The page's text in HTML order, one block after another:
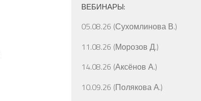
ВЕБИНАРЫ:
05.08.26 (Сухомлинова В.)
11.08.26 (Морозов Д.)
14.08.26 (Аксёнов А.)
10.09.26 (Полякова А.)